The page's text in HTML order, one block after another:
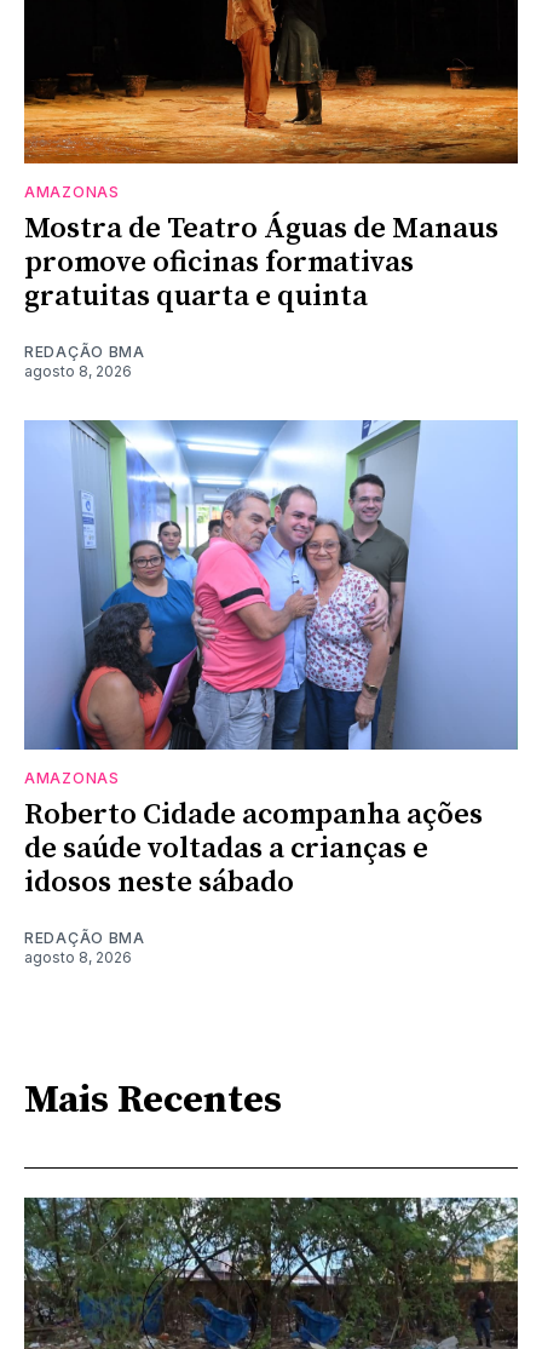
AMAZONAS
Mostra de Teatro Águas de Manaus
promove oficinas formativas
gratuitas quarta e quinta
REDAÇÃO BMA
agosto 8, 2026
AMAZONAS
Roberto Cidade acompanha ações
de saúde voltadas a crianças e
idosos neste sábado
REDAÇÃO BMA
agosto 8, 2026
Mais Recentes